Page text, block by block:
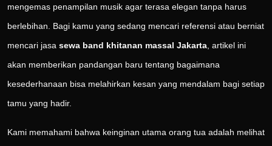
mengemas penampilan musik agar terasa elegan tanpa harus
berlebihan. Bagi kamu yang sedang mencari referensi atau berniat
mencari jasa sewa band khitanan massal Jakarta , artikel ini
akan memberikan pandangan baru tentang bagaimana
kesederhanaan bisa melahirkan kesan yang mendalam bagi setiap
tamu yang hadir.
Kami memahami bahwa keinginan utama orang tua adalah melihat